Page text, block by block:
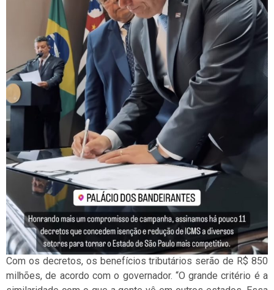
Com os decretos, os benefícios tributários serão de R$ 850
milhões, de acordo com o governador. “O grande critério é a